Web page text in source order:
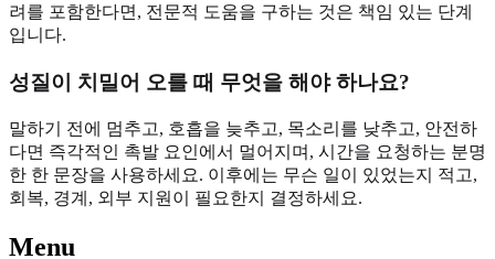
려를 포함한다면, 전문적 도움을 구하는 것은 책임 있는 단계
입니다.
성질이 치밀어 오를 때 무엇을 해야 하나요?
말하기 전에 멈추고, 호흡을 늦추고, 목소리를 낮추고, 안전하
다면 즉각적인 촉발 요인에서 멀어지며, 시간을 요청하는 분명
한 한 문장을 사용하세요. 이후에는 무슨 일이 있었는지 적고,
회복, 경계, 외부 지원이 필요한지 결정하세요.
Menu